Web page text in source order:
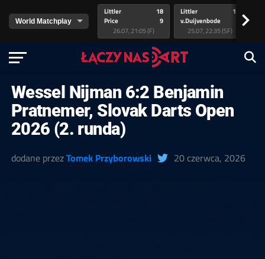
Littler
Price
18
9
26.07, 21:05 (F)
Littler
v.Duijvenbode
17
25.07, 22:35 (SF)
>
Wessel Nijman 6:2 Benjamin
Pratnemer, Slovak Darts Open
2026 (2. runda)
dodane przezTomek Przyborowski 20 czerwca, 2026